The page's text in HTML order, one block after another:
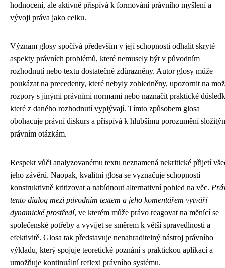
hodnocení, ale aktivně přispívá k formování právního myšlení a
vývoji práva jako celku.
Význam glosy spočívá především v její schopnosti odhalit skryté
aspekty právních problémů, které nemusely být v původním
rozhodnutí nebo textu dostatečně zdůrazněny. Autor glosy může
poukázat na precedenty, které nebyly zohledněny, upozornit na
rozpory s jinými právními normami nebo naznačit praktické
které z daného rozhodnutí vyplývají. Tímto způsobem glosa
obohacuje právní diskurs a přispívá k hlubšímu porozumění
právním otázkám.
Respekt vůči analyzovanému textu neznamená nekritické přijetí
jeho závěrů. Naopak, kvalitní glosa se vyznačuje schopností
konstruktivně kritizovat a nabídnout alternativní pohled na věc.
tento dialog mezi původním textem a jeho komentářem vytváří
dynamické prostředí, ve kterém může právo reagovat na měnící se
společenské potřeby a vyvíjet se směrem k větší spravedlnosti a
efektivitě. Glosa tak představuje nenahraditelný nástroj právního
výkladu, který spojuje teoretické poznání s praktickou aplikací a
umožňuje kontinuální reflexi právního systému.